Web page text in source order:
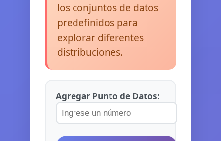
los conjuntos de datos
predefinidos para
explorar diferentes
distribuciones.
Agregar Punto de Datos: